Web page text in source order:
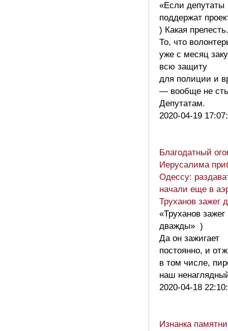
«Если депутаты
поддержат
) Какая прелесть.
То, что
уже с месяц
всю защиту
для полиции и
— вообще не
Депутатам.
2020-04-19
Благодатный
Иерусалима
Одессу:
начали еще в
Труханов зажег
«Труханов зажег
дважды» )
Да он зажигает
постоянно, и
в том числе,
наш
2020-04-18
Изнанка